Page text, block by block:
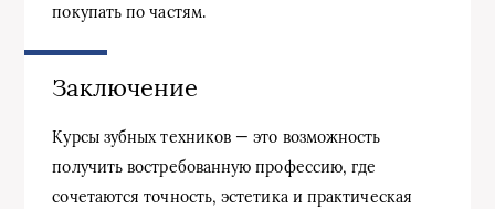
покупать по частям.
Заключение
Курсы зубных техников — это возможность
получить востребованную профессию, где
сочетаются точность, эстетика и практическая